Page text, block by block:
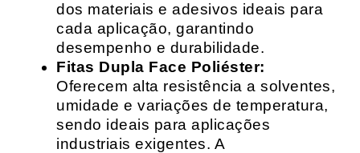
dos materiais e adesivos ideais para
cada aplicação, garantindo
desempenho e durabilidade.
Fitas Dupla Face Poliéster:
Oferecem alta resistência a solventes,
umidade e variações de temperatura,
sendo ideais para aplicações
industriais exigentes. A